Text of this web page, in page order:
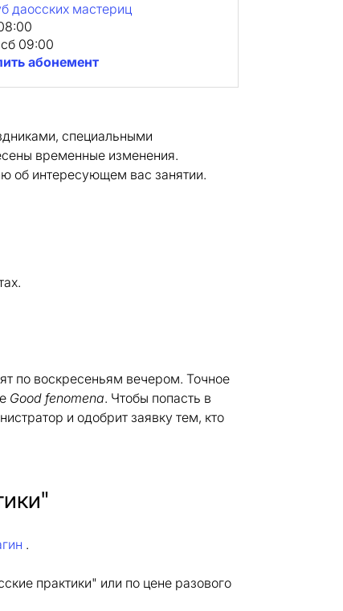
даосских мастериц
09:00
абонемент
специальными
временные изменения.
об интересующем вас занятии.
по воскресеньям вечером. Точное
Good fenomena. Чтобы попасть в
и одобрит заявку тем, кто
.
практики" или по цене разового